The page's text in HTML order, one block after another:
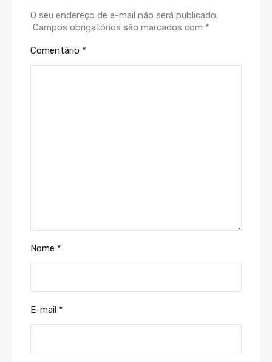
O seu endereço de e-mail não será publicado.
Campos obrigatórios são marcados com *
Comentário *
Nome *
E-mail *